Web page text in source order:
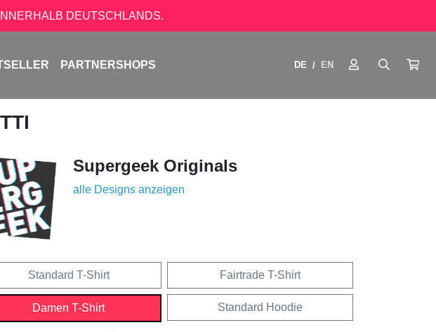
DEUTSCHLANDS.
PARTNERSHOPS DE / EN
Supergeek Originals
alle Designs anzeigen
Standard T-Shirt Fairtrade T-Shirt
Damen T-Shirt Standard Hoodie